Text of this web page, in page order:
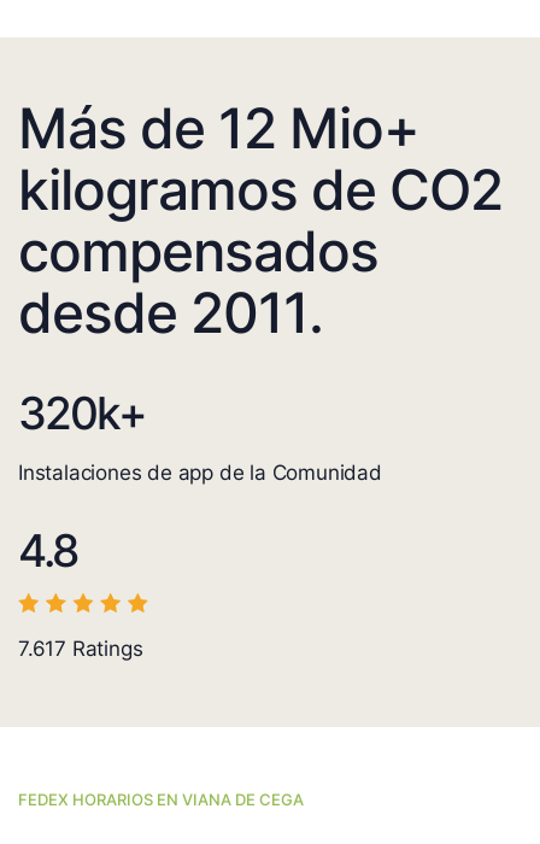
Más de 12 Mio+
kilogramos de CO2
compensados
desde 2011.
320k+
Instalaciones de app de la Comunidad
4.8
7.617 Ratings
FEDEX HORARIOS EN VIANA DE CEGA